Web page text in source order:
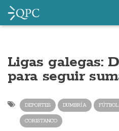
Ligas galegas:
para seguir
DEPORTES DUMBRÍA
CORISTANCO